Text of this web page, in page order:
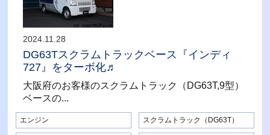
2024.11.28
DG63Tスクラムトラックベース『インディ
727』をターボ化♬
大阪府のお客様のスクラムトラック（DG63T,9型）
ベースの...
エンジン スクラムトラック（DG63T）